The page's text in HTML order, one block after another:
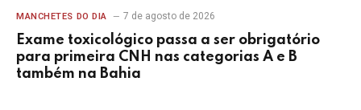
MANCHETES DO DIA 7 de agosto de 2026
Exame toxicológico passa a ser obrigatório
para primeira CNH nas categorias A e B
também na Bahia